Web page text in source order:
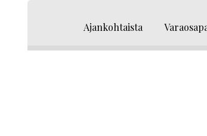
navigointiin
sisältöön
Ajankohtaista